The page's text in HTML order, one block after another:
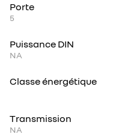
Porte
5
Puissance DIN
NA
Classe énergétique
Transmission
NA